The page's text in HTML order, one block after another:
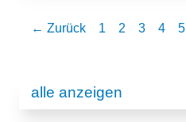
← Zurück 1 2 3 4 5
alle anzeigen